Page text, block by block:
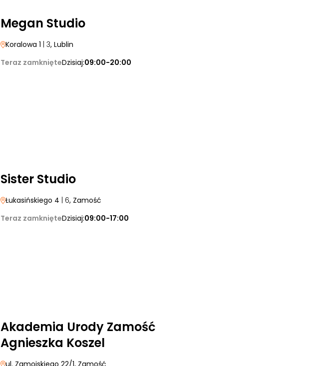
Megan Studio
Koralowa 1 | 3, Lublin
Teraz zamknięteDzisiaj:09:00-20:00
Sister Studio
Łukasińskiego 4 | 6, Zamość
Teraz zamknięteDzisiaj:09:00-17:00
Akademia Urody Zamość
Agnieszka Koszel
ul. Zamojskiego 22/1, Zamość